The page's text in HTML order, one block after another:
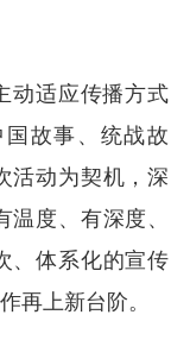
动适应传播方式
故事、统战故
活动为契机，深
度、有深度、
、体系化的宣传
再上新台阶。